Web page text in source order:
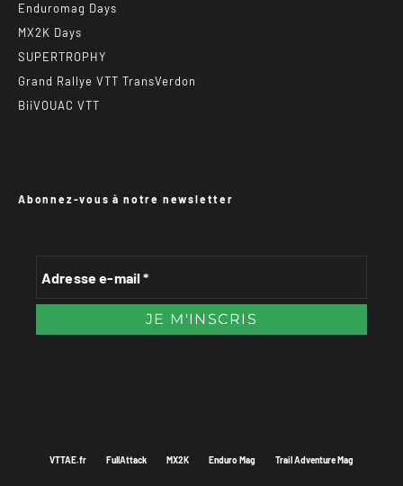
Enduromag Days
MX2K Days
SUPERTROPHY
Grand Rallye VTT TransVerdon
BiiVOUAC VTT
Abonnez-vous à notre newsletter
VTTAE.fr FullAttack MX2K Enduro Mag Trail Adventure Mag